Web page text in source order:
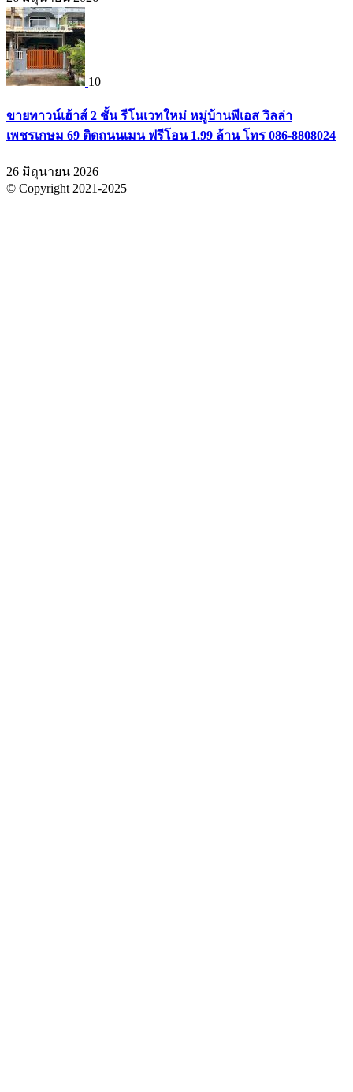
10
ขายทาวน์เฮ้าส์ 2 ชั้น รีโนเวทใหม่ หมู่บ้านพีเอส วิลล่า
เพชรเกษม 69 ติดถนนเมน ฟรีโอน 1.99 ล้าน โทร 086-8808024
26 มิถุนายน 2026
© Copyright 2021-2025